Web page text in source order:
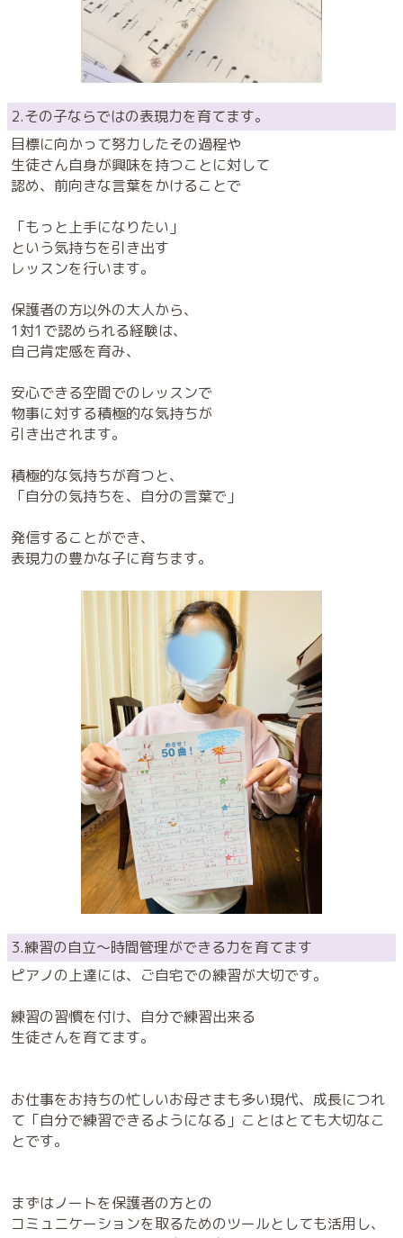
2.その子ならではの表現力を育てます。
目標に向かって努力したその過程や
生徒さん自身が興味を持つことに対して
認め、前向きな言葉をかけることで
「もっと上手になりたい」
という気持ちを引き出す
レッスンを行います。
保護者の方以外の大人から、
1対1で認められる経験は、
自己肯定感を育み、
安心できる空間でのレッスンで
物事に対する積極的な気持ちが
引き出されます。
積極的な気持ちが育つと、
「自分の気持ちを、自分の言葉で」
発信することができ、
表現力の豊かな子に育ちます。
3.練習の自立〜時間管理ができる力を育てます
ピアノの上達には、ご自宅での練習が大切です。
練習の習慣を付け、自分で練習出来る
生徒さんを育てます。
お仕事をお持ちの忙しいお母さまも多い現代、成長につれ
て「自分で練習できるようになる」ことはとても大切なこ
とです。
まずはノートを保護者の方との
コミュニケーションを取るためのツールとしても活用し、